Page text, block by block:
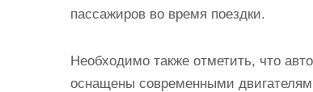
пассажиров во время поездки.
Необходимо также отметить, что
оснащены современными